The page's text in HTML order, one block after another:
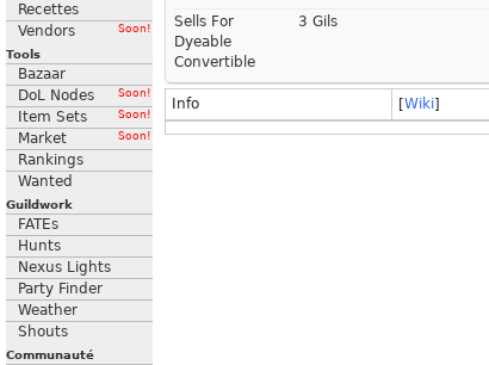
Recettes
Vendors
Soon!
Tools
Bazaar
DoL Nodes
Soon!
Item Sets Soon!
Market Soon!
Rankings
Wanted
Guildwork
FATEs
Hunts
Nexus Lights
Party Finder
Weather
Shouts
Communauté
Sells For
3 Gils
Dyeable
Convertible
Info [Wiki]